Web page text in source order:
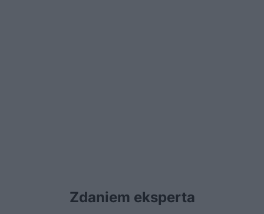
Zdaniem eksperta